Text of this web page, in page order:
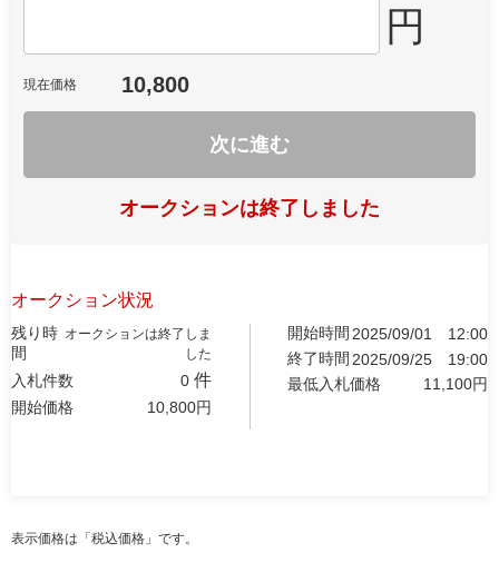
円
現在価格 10,800
次に進む
オークションは終了しました
オークション状況
残り時
間
オークションは終了しま
した
入札件数 0 件
開始価格 10,800円
開始時間 2025/09/01
12:00
終了時間 2025/09/25
19:00
最低入札価格
11,100円
表示価格は「税込価格」です。